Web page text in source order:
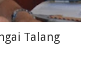
Talang